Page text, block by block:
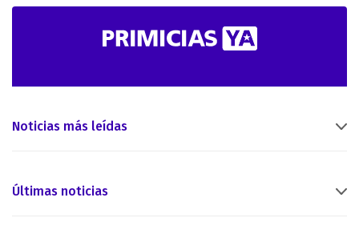
Noticias más leídas
Últimas noticias